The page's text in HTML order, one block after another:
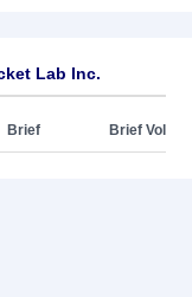
Lab Inc.
Brief Brief Vol